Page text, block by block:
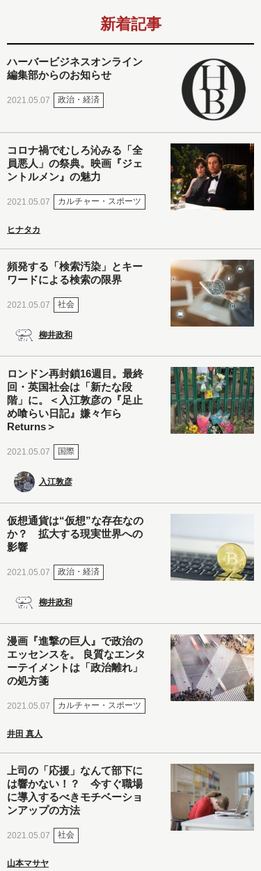
新着記事
ハーバービジネスオンライン
編集部からのお知らせ
2021.05.07 政治・経済
コロナ禍でむしろ沁みる「全
員悪人」の祭典。映画『ジェ
ントルメン』の魅力
2021.05.07 カルチャー・スポーツ
ヒナタカ
頻発する「検索汚染」とキー
ワードによる検索の限界
2021.05.07 社会
柳井政和
ロンドン再封鎖16週目。最終
回・英国社会は「新たな段
階」に。＜入江敦彦の『足止
め喰らい日記』嫌々乍ら
Returns＞
2021.05.07 国際
入江敦彦
仮想通貨は“仮想”な存在なの
か？ 拡大する現実世界への
影響
2021.05.07 政治・経済
柳井政和
漫画『進撃の巨人』で政治の
エッセンスを。 良質なエンタ
ーテイメントは「政治離れ」
の処方箋
2021.05.07 カルチャー・スポーツ
井田 真人
上司の「応援」なんて部下に
は響かない！？ 今すぐ職場
に導入するべきモチベーショ
ンアップの方法
2021.05.07 社会
山本マサヤ